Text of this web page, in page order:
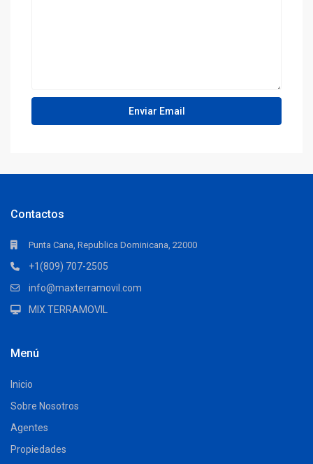
Contactos
Punta Cana, Republica Dominicana, 22000
+1(809) 707-2505
info@maxterramovil.com
MIX TERRAMOVIL
Menú
Inicio
Sobre Nosotros
Agentes
Propiedades